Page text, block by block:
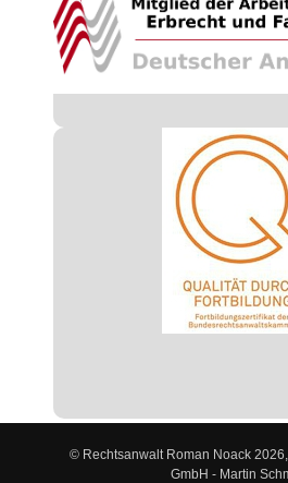
© Rechtsanwalt Roman Noack
GmbH - Martin